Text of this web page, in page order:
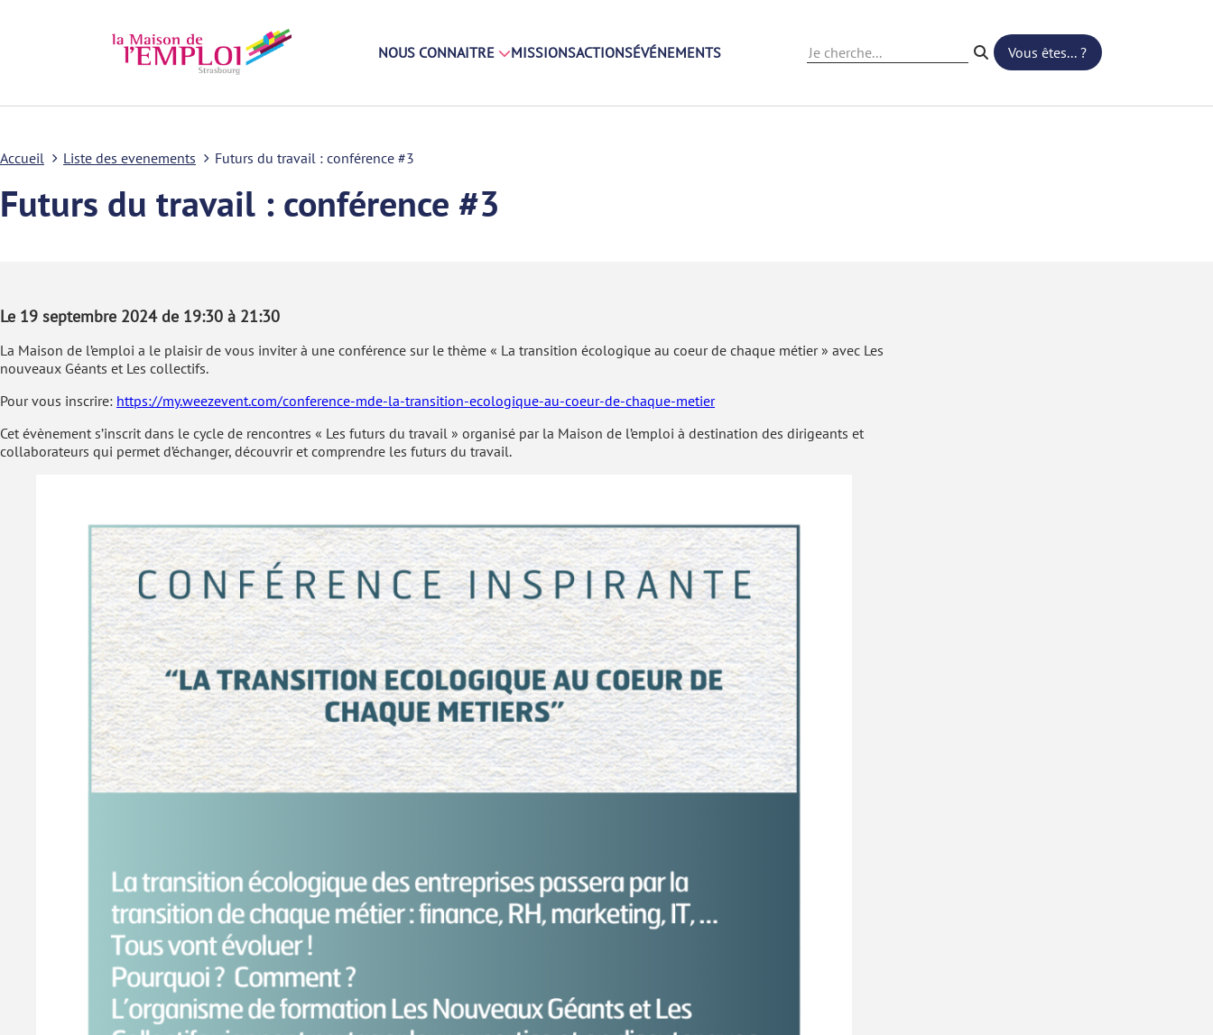
NOUS CONNAITRE MISSIONSACTIONSÉVÉNEMENTS Recherche Vous êtes... ?
Accueil Liste des evenements Futurs du travail : conférence #3
Futurs du travail : conférence #3
Le 19 septembre 2024 de 19:30 à 21:30
La Maison de l’emploi a le plaisir de vous inviter à une conférence sur le thème « La transition écologique au coeur de chaque métier » avec Les
nouveaux Géants et Les collectifs.
Pour vous inscrire: https://my.weezevent.com/conference-mde-la-transition-ecologique-au-coeur-de-chaque-metier
Cet évènement s’inscrit dans le cycle de rencontres « Les futurs du travail » organisé par la Maison de l’emploi à destination des dirigeants et
collaborateurs qui permet d’échanger, découvrir et comprendre les futurs du travail.